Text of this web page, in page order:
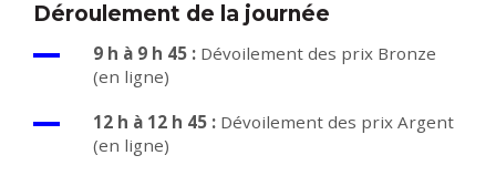
Déroulement de la journée
9 h à 9 h 45 : Dévoilement des prix Bronze
(en ligne)
12 h à 12 h 45 : Dévoilement des prix Argent
(en ligne)